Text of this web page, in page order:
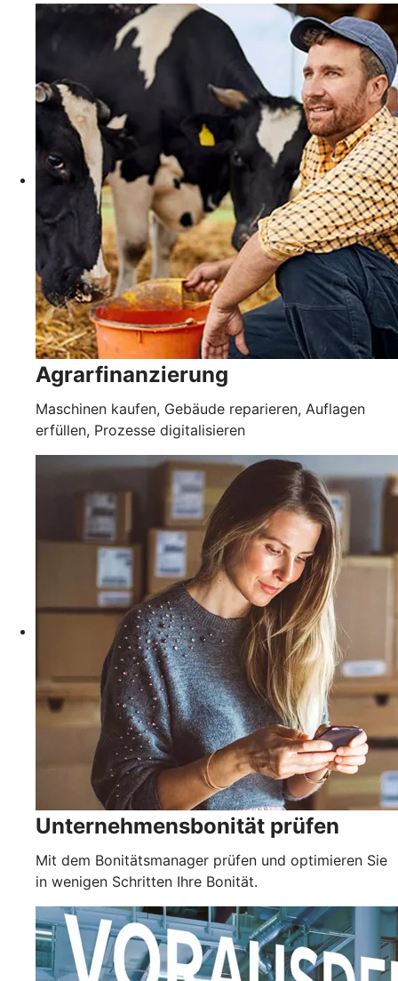
Agrarfinanzierung
Maschinen kaufen, Gebäude reparieren, Auflagen
erfüllen, Prozesse digitalisieren
Unternehmensbonität prüfen
Mit dem Bonitätsmanager prüfen und optimieren Sie
in wenigen Schritten Ihre Bonität.